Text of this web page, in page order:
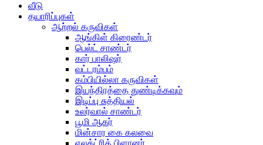
வீடு
தயாரிப்புகள்
ஆற்றல் கருவிகள்
ஆங்கிள் கிரைண்டர்
பெல்ட் சாண்டர்
கார் பாலிஷர்
வட்டரம்பம்
கம்பியில்லா கருவிகள்
இயந்திரத்தை துண்டிக்கவும்
இடிப்பு சுத்தியல்
உலர்வால் சாண்டர்
பூமி ஆகர்
மின்சார கை கலவை
எலக்ட்ரிக் பிளானர்